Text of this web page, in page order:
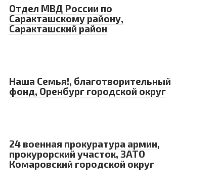
Отдел МВД России по
Саракташскому району,
Саракташский район
Наша Семья!, благотворительный
фонд, Оренбург городской округ
24 военная прокуратура армии,
прокурорский участок, ЗАТО
Комаровский городской округ